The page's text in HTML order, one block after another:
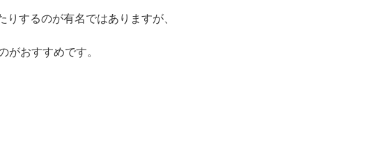
するのが有名ではありますが、
がおすすめです。